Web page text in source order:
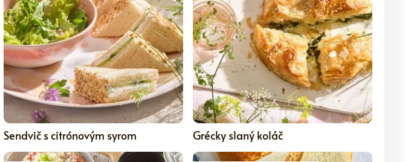
0 5
Sendvič s citrónovým syrom Grécky slaný koláč